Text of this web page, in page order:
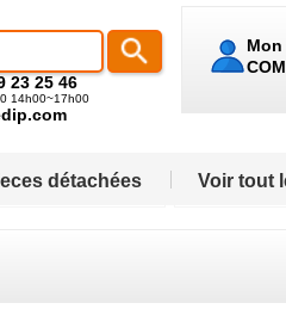
Mon
23 25 46
14h00~17h00
détachées Voir tout